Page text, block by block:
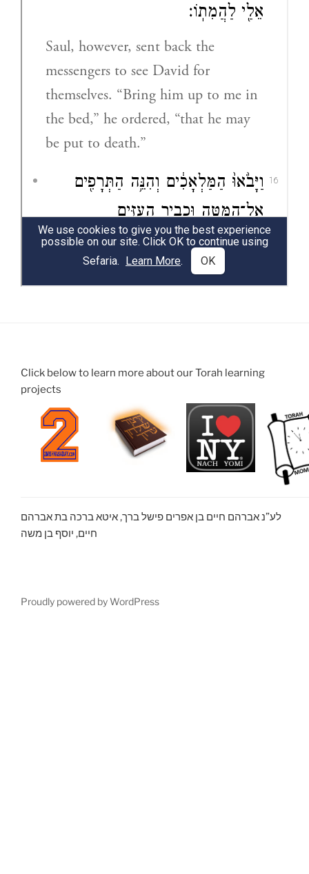
Click below to learn more about our Torah learning
projects
לע”נ אברהם חיים בן אפרים פישל ברך, איטא ברכה בת אברהם
חיים, יוסף בן משה
Proudly powered by WordPress